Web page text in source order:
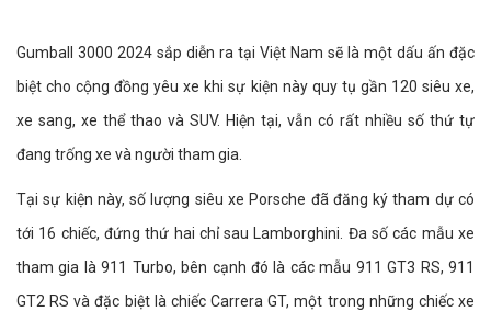
Gumball 3000 2024 sắp diễn ra tại Việt Nam sẽ là một dấu ấn đặc
biệt cho cộng đồng yêu xe khi sự kiện này quy tụ gần 120 siêu xe,
xe sang, xe thể thao và SUV. Hiện tại, vẫn có rất nhiều số thứ tự
đang trống xe và người tham gia.
Tại sự kiện này, số lượng siêu xe Porsche đã đăng ký tham dự có
tới 16 chiếc, đứng thứ hai chỉ sau Lamborghini. Đa số các mẫu xe
tham gia là 911 Turbo, bên cạnh đó là các mẫu 911 GT3 RS, 911
GT2 RS và đặc biệt là chiếc Carrera GT, một trong những chiếc xe